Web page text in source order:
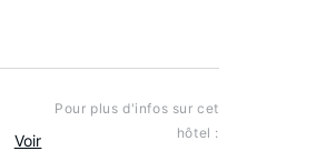
Voir
Pour plus d'infos sur cet
hôtel :